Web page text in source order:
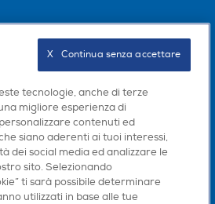
tecnologie, anche di terze
migliore esperienza di
contenuti ed
siano aderenti ai tuoi interessi,
dei social media ed analizzare le
sito. Selezionando
ti sarà possibile determinare
utilizzati in base alle tue
X   Continua senza accettare